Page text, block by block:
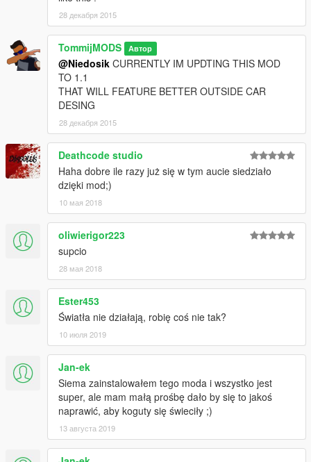
28 декабря 2015
TommijMODS Автор
@Niedosik CURRENTLY IM UPDTING THIS MOD
TO 1.1
THAT WILL FEATURE BETTER OUTSIDE CAR
DESING
28 декабря 2015
Deathcode studio
Haha dobre ile razy już się w tym aucie siedziało
dzięki mod;)
10 мая 2018
oliwierigor223
supcio
28 мая 2018
Ester453
Światła nie działają, robię coś nie tak?
10 июля 2019
Jan-ek
Siema zainstalowałem tego moda i wszystko jest
super, ale mam małą prośbę dało by się to jakoś
naprawić, aby koguty się świeciły ;)
13 августа 2019